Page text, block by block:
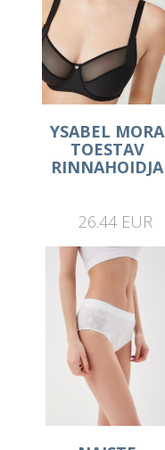
YSABEL MORA
TOESTAV
RINNAHOIDJA
26.44 EUR